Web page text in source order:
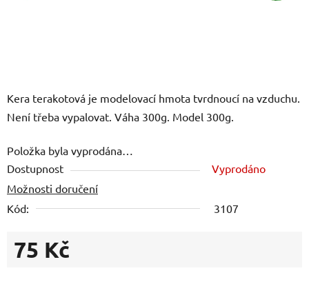
Kera terakotová je modelovací hmota tvrdnoucí na vzduchu.
Není třeba vypalovat. Váha 300g. Model 300g.
Položka byla vyprodána…
Dostupnost
Vyprodáno
Možnosti doručení
Kód:
3107
75 Kč